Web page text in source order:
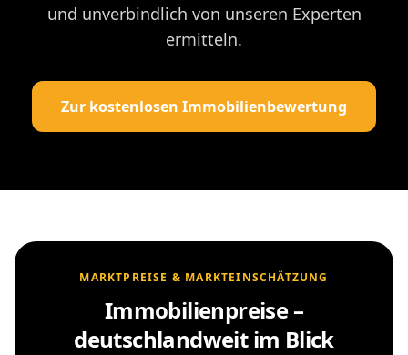
und unverbindlich von unseren Experten
ermitteln.
Zur kostenlosen Immobilienbewertung
MARKTPREISE & MARKTEINSCHÄTZUNG
Immobilienpreise –
deutschlandweit im Blick